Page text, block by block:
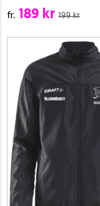
fr. 189 kr 199 kr